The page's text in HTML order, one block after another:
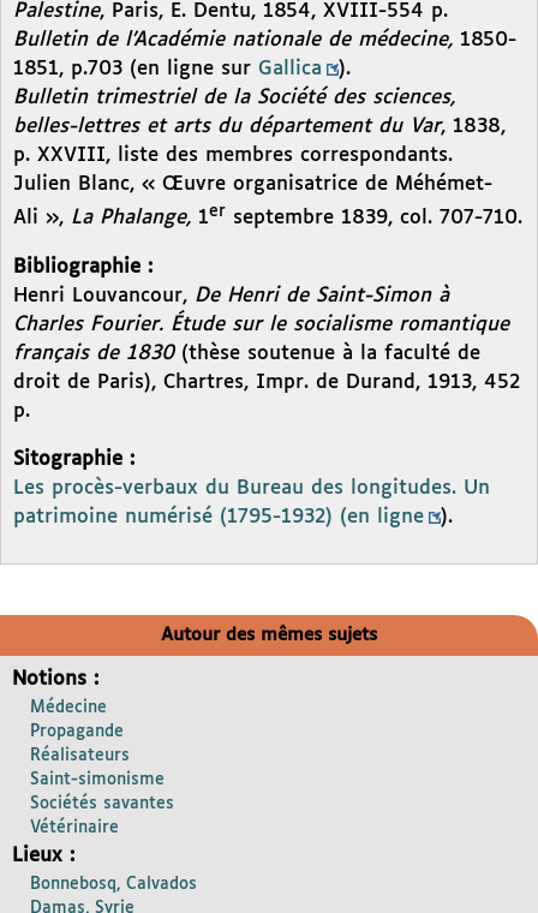
Palestine, Paris, E. Dentu, 1854, XVIII-554 p.
Bulletin de l’Académie nationale de médecine, 1850-
1851, p.703 (en ligne sur Gallica
).
Bulletin trimestriel de la Société des sciences,
belles-lettres et arts du département du Var, 1838,
p. XXVIII, liste des membres correspondants.
Julien Blanc, « Œuvre organisatrice de Méhémet-
Ali », La Phalange, 1er septembre 1839, col. 707-710.
Bibliographie :
Henri Louvancour, De Henri de Saint-Simon à
Charles Fourier. Étude sur le socialisme romantique
français de 1830 (thèse soutenue à la faculté de
droit de Paris), Chartres, Impr. de Durand, 1913, 452
p.
Sitographie :
Les procès-verbaux du Bureau des longitudes. Un
patrimoine numérisé (1795-1932) (en ligne
).
Autour des mêmes sujets
Notions :
Médecine
Propagande
Réalisateurs
Saint-simonisme
Sociétés savantes
Vétérinaire
Lieux :
Bonnebosq, Calvados
Damas, Syrie